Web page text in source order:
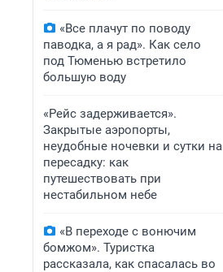
«Все плачут по поводу
паводка, а я рад». Как село
под Тюменью встретило
большую воду
«Рейс задерживается».
Закрытые аэропорты,
неудобные ночевки и сутки на
пересадку: как
путешествовать при
нестабильном небе
«В переходе с вонючим
бомжом». Туристка
рассказала, как спасалась во